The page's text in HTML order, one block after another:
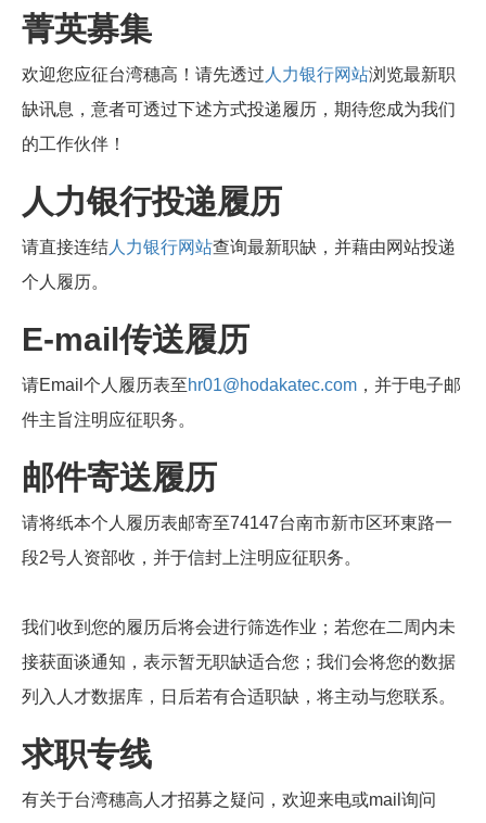
菁英募集
欢迎您应征台湾穗高！请先透过 人力银行网站浏览最新职
缺讯息，意者可透过下述方式投递履历，期待您成为我们
的工作伙伴！
人力银行投递履历
请直接连结 人力银行网站查询最新职缺，并藉由网站投递
个人履历。
E-mail传送履历
请Email个人履历表至hr01@hodakatec.com ，并于电子邮
件主旨注明应征职务。
邮件寄送履历
请将纸本个人履历表邮寄至74147台南市新市区环東路一
段2号人资部收，并于信封上注明应征职务。
我们收到您的履历后将会进行筛选作业；若您在二周内未
接获面谈通知，表示暂无职缺适合您；我们会将您的数据
列入人才数据库，日后若有合适职缺，将主动与您联系。
求职专线
有关于台湾穗高人才招募之疑问，欢迎来电或mail询问